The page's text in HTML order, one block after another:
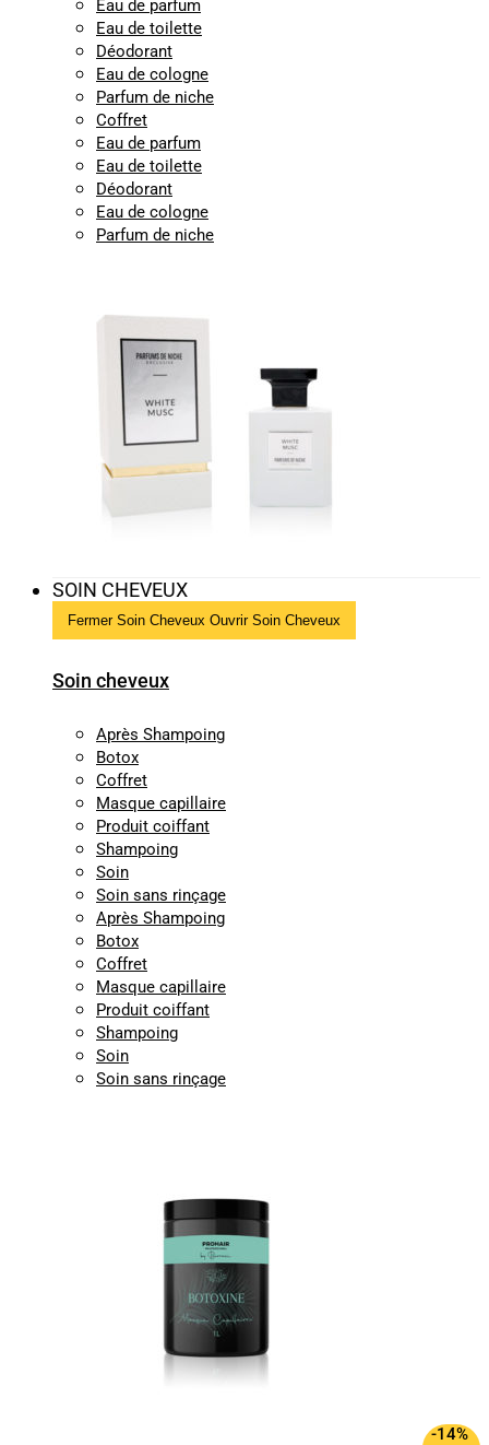
Eau de parfum
Eau de toilette
Déodorant
Eau de cologne
Parfum de niche
Coffret
Eau de parfum
Eau de toilette
Déodorant
Eau de cologne
Parfum de niche
SOIN CHEVEUX
Fermer Soin Cheveux Ouvrir Soin Cheveux
Soin cheveux
Après Shampoing
Botox
Coffret
Masque capillaire
Produit coiffant
Shampoing
Soin
Soin sans rinçage
Après Shampoing
Botox
Coffret
Masque capillaire
Produit coiffant
Shampoing
Soin
Soin sans rinçage
-14%